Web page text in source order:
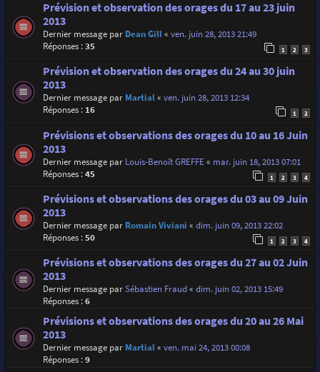
Prévision et observation des orages du 17 au 23 juin
2013
Dernier message par Dean Gill« ven. juin 28, 2013 21:49
Réponses :35 1 2 3
Prévision et observation des orages du 24 au 30 juin
2013
Dernier message par Martial« ven. juin 28, 2013 12:34
Réponses : 16 1 2
Prévisions et observations des orages du 10 au 16 Juin
2013
Dernier message par Louis-Benoît GREFFE« mar. juin 18, 2013 07:01
Réponses :45 1 2 3 4
Prévisions et observations des orages du 03 au 09 Juin
2013
Dernier message par Romain Viviani « dim. juin 09, 2013 22:02
Réponses :50 1 2 3 4
Prévisions et observations des orages du 27 au 02 Juin
2013
Dernier message parSébastien Fraud« dim. juin 02, 2013 15:49
Réponses :6
Prévisions et observations des orages du 20 au 26 Mai
2013
Dernier message par Martial« ven. mai 24, 2013 00:08
Réponses :9